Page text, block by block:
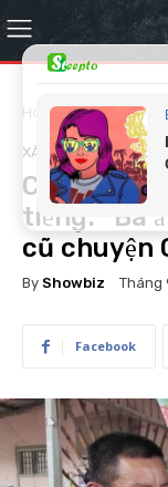
Home Xã hội
XÃ HỘI
Con trai cả
tiếng: “Bà
cũ chuyện
By Showbiz Tháng
Facebook